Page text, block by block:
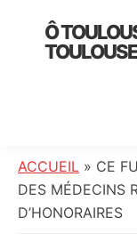
primary
Ô
TOULOUSE
:
info
locale,
ACCUEIL » CE
DES MÉDECINS
D’HONORAIRES